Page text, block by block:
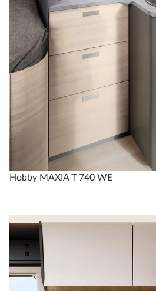
Hobby MAXIA T 740 WE